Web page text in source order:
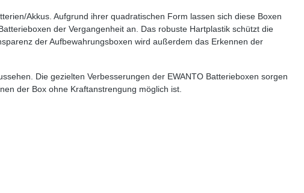
Akkus. Aufgrund ihrer quadratischen Form lassen sich diese Boxen
der Vergangenheit an. Das robuste Hartplastik schützt die
der Aufbewahrungsboxen wird außerdem das Erkennen der
Die gezielten Verbesserungen der EWANTO Batterieboxen sorgen
der Box ohne Kraftanstrengung möglich ist.